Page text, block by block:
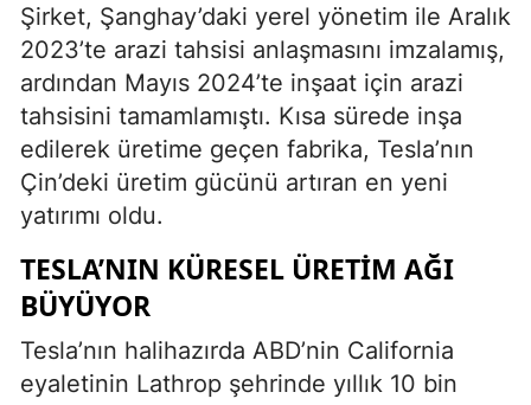
Şirket, Şanghay’daki yerel yönetim ile Aralık
2023’te arazi tahsisi anlaşmasını imzalamış,
ardından Mayıs 2024’te inşaat için arazi
tahsisini tamamlamıştı. Kısa sürede inşa
edilerek üretime geçen fabrika, Tesla’nın
Çin’deki üretim gücünü artıran en yeni
yatırımı oldu.
TESLA’NIN KÜRESEL ÜRETIM AĞI
BÜYÜYOR
Tesla’nın halihazırda ABD’nin California
eyaletinin Lathrop şehrinde yıllık 10 bin